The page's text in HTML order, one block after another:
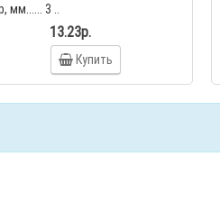
мм...... 3 ..
13.23р.
Купить